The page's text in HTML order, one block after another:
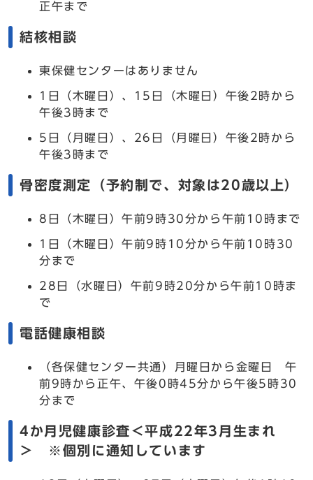
正午まで
結核相談
東保健センターはありません
1日（木曜日）、15日（木曜日）午後2時から
午後3時まで
5日（月曜日）、26日（月曜日）午後2時から
午後3時まで
骨密度測定（予約制で、対象は20歳以上）
8日（木曜日）午前9時30分から午前10時まで
1日（木曜日）午前9時10分から午前10時30
分まで
28日（水曜日）午前9時20分から午前10時ま
で
電話健康相談
（各保健センター共通）月曜日から金曜日 午
前9時から正午、午後0時45分から午後5時30
分まで
4か月児健康診査＜平成22年3月生まれ
＞ ※個別に通知しています